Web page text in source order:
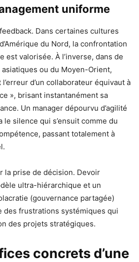
uniforme
Dans certaines cultures
du Nord, la confrontation
est valorisée. À l’inverse, dans de
ou du Moyen-Orient,
d’un collaborateur équivaut à
», brisant instantanément sa
Un manager dépourvu d’agilité
silence qui s’ensuit comme du
passant totalement à
la prise de décision. Devoir
ultra-hiérarchique et un
(gouvernance partagée)
des frustrations systémiques qui
des projets stratégiques.
concrets d’une